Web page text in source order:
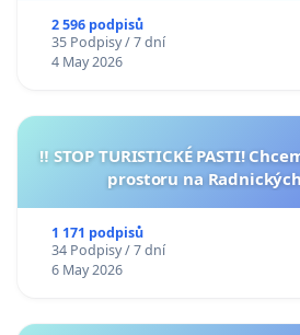
2 596 podpisů
35 Podpisy / 7 dní
4 May 2026
‼️ STOP TURISTICKÉ PASTI!
prostoru na
1 171 podpisů
34 Podpisy / 7 dní
6 May 2026